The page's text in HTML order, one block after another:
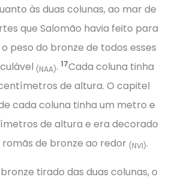
às duas colunas, ao mar de
que Salomão havia feito para
o peso do bronze de todos esses
(NAA). 17Cada coluna tinha
de altura. O capitel
cada coluna tinha um metro e
de altura e era decorado
de bronze ao redor (NVI).
tirado das duas colunas, o